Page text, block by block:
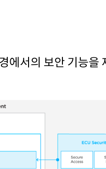
에서의 보안 기능을